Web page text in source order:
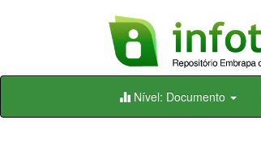
Skip
Nível: Documento